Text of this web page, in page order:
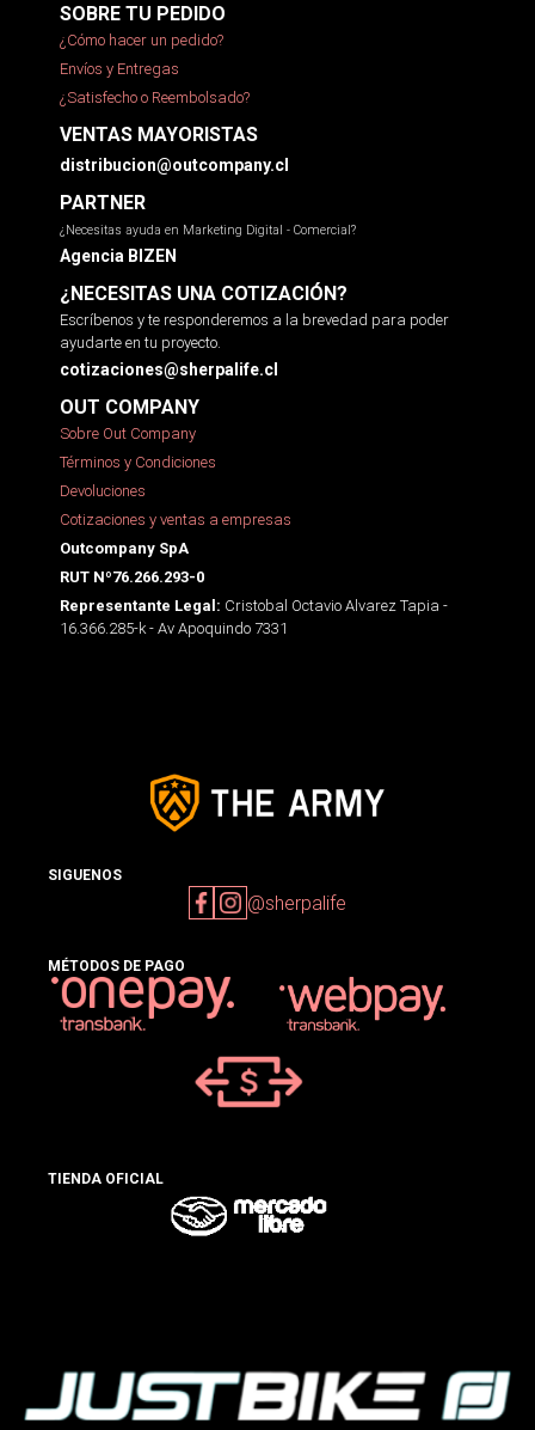
SOBRE TU PEDIDO
¿Cómo hacer un pedido?
Envíos y Entregas
¿Satisfecho o Reembolsado?
VENTAS MAYORISTAS
distribucion@outcompany.cl
PARTNER
¿Necesitas ayuda en Marketing Digital - Comercial?
Agencia BIZEN
¿NECESITAS UNA COTIZACIÓN?
Escríbenos y te responderemos a la brevedad para poder
ayudarte en tu proyecto.
cotizaciones@sherpalife.cl
OUT COMPANY
Sobre Out Company
Términos y Condiciones
Devoluciones
Cotizaciones y ventas a empresas
Outcompany SpA
RUT Nº76.266.293-0
Representante Legal: Cristobal Octavio Alvarez Tapia -
16.366.285-k - Av Apoquindo 7331
SIGUENOS
@sherpalife
MÉTODOS DE PAGO
TIENDA OFICIAL